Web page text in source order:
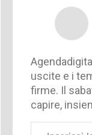
uscite e i
firme. Il
capire,